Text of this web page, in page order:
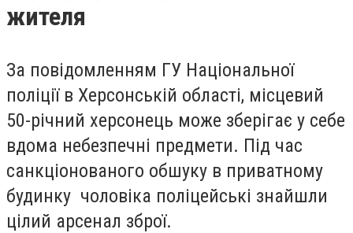
жителя
За повідомленням ГУ Національної
поліції в Херсонській області, місцевий
50-річний херсонець може зберігає у себе
вдома небезпечні предмети. Під час
санкціонованого обшуку в приватному
будинку чоловіка поліцейські знайшли
цілий арсенал зброї.